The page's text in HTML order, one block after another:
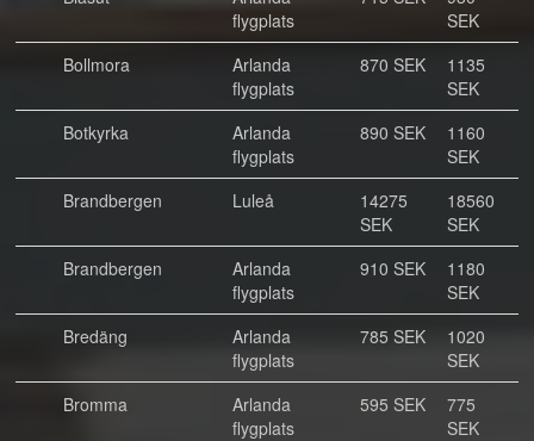
flygplats
SEK
Bollmora
Arlanda
flygplats
870 SEK
1135
SEK
Botkyrka
Arlanda
flygplats
890 SEK
1160
SEK
Brandbergen
Luleå
14275
SEK
18560
SEK
Brandbergen
Arlanda
flygplats
910 SEK
1180
SEK
Bredäng
Arlanda
flygplats
785 SEK
1020
SEK
Bromma
Arlanda
flygplats
595 SEK
775
SEK